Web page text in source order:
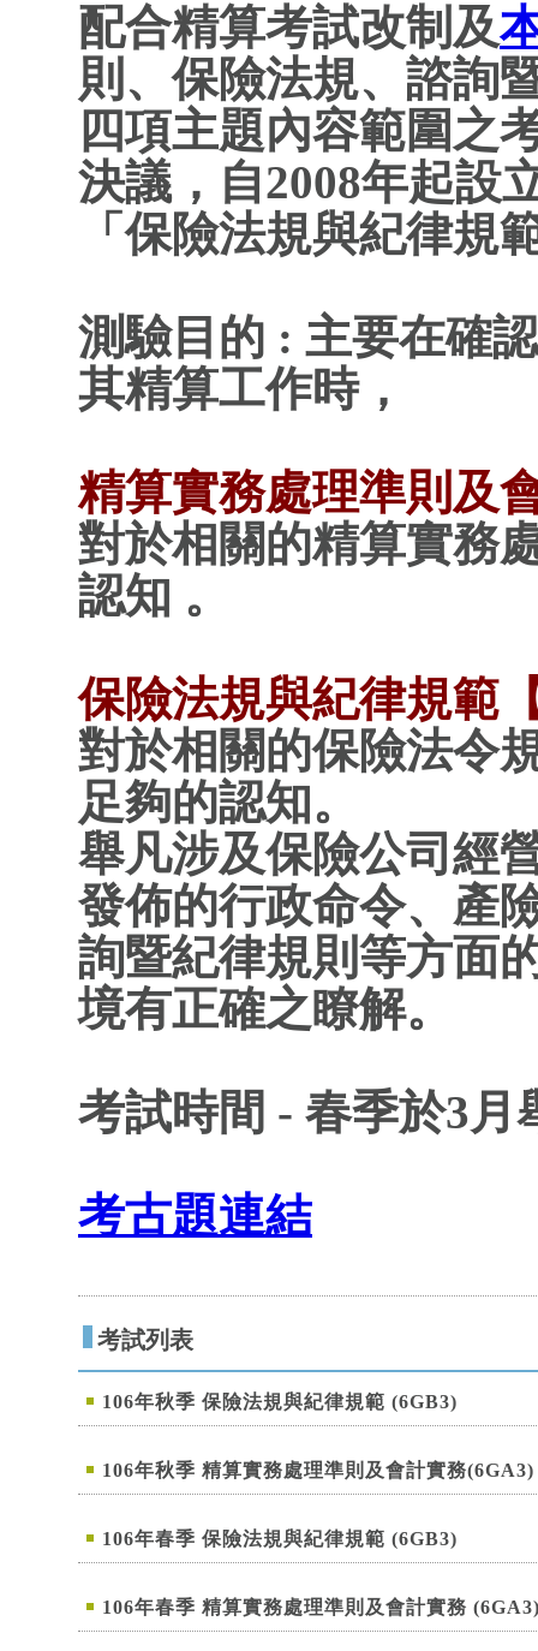
配合精算考試改制及
則、保險法規、諮詢
四項主題內容範圍之
決議，自2008年起設
「保險法規與紀律規
測驗目的 : 主要在確
其精算工作時，
精算實務處理準則及
對於相關的精算實務
認知 。
保險法規與紀律規範
對於相關的保險法令
足夠的認知。
舉凡涉及保險公司經
發佈的行政命令、產
詢暨紀律規則等方面
境有正確之瞭解。
考試時間 - 春季於3月
考古題連結
考試列表
106年秋季 保險法規與紀律規範 (6GB3)
106年秋季 精算實務處理準則及會計實務(6GA3)
106年春季 保險法規與紀律規範 (6GB3)
106年春季 精算實務處理準則及會計實務